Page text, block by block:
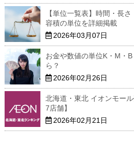
【単位一覧表】時間・長
容積の単位を詳細掲載
2026年03月07日
お金や数値の単位K・M・
ら？
2026年02月26日
北海道・東北 イオンモー
7店舗】
2026年02月21日